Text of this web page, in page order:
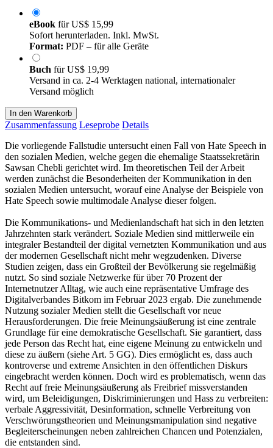
eBook fürUS$ 15,99
Sofort herunterladen. Inkl. MwSt.
Format: PDF – für alle Geräte
Buch fürUS$ 19,99
Versand in ca. 2-4 Werktagen national, internationaler
Versand möglich
In den Warenkorb
Zusammenfassung Leseprobe Details
Die vorliegende Fallstudie untersucht einen Fall von Hate Speech in
den sozialen Medien, welche gegen die ehemalige Staatssekretärin
Sawsan Chebli gerichtet wird. Im theoretischen Teil der Arbeit
werden zunächst die Besonderheiten der Kommunikation in den
sozialen Medien untersucht, worauf eine Analyse der Beispiele von
Hate Speech sowie multimodale Analyse dieser folgen.
Die Kommunikations- und Medienlandschaft hat sich in den letzten
Jahrzehnten stark verändert. Soziale Medien sind mittlerweile ein
integraler Bestandteil der digital vernetzten Kommunikation und aus
der modernen Gesellschaft nicht mehr wegzudenken. Diverse
Studien zeigen, dass ein Großteil der Bevölkerung sie regelmäßig
nutzt. So sind soziale Netzwerke für über 70 Prozent der
Internetnutzer Alltag, wie auch eine repräsentative Umfrage des
Digitalverbandes Bitkom im Februar 2023 ergab. Die zunehmende
Nutzung sozialer Medien stellt die Gesellschaft vor neue
Herausforderungen. Die freie Meinungsäußerung ist eine zentrale
Grundlage für eine demokratische Gesellschaft. Sie garantiert, dass
jede Person das Recht hat, eine eigene Meinung zu entwickeln und
diese zu äußern (siehe Art. 5 GG). Dies ermöglicht es, dass auch
kontroverse und extreme Ansichten in den öffentlichen Diskurs
eingebracht werden können. Doch wird es problematisch, wenn das
Recht auf freie Meinungsäußerung als Freibrief missverstanden
wird, um Beleidigungen, Diskriminierungen und Hass zu verbreiten:
verbale Aggressivität, Desinformation, schnelle Verbreitung von
Verschwörungstheorien und Meinungsmanipulation sind negative
Begleiterscheinungen neben zahlreichen Chancen und Potenzialen,
die entstanden sind.